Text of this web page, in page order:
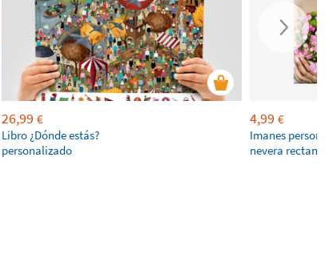
26,99 €
Libro ¿Dónde estás?
personalizado
4,99 €
Imanes
nevera